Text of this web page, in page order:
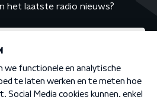
het laatste radio nieuws?